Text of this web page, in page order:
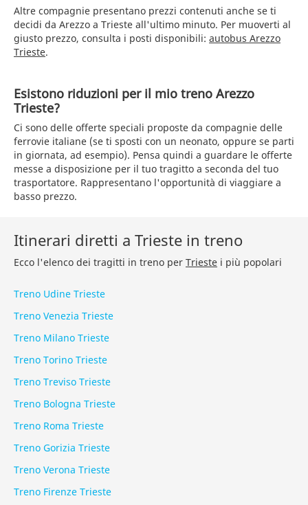
Altre compagnie presentano prezzi contenuti anche se ti
decidi da Arezzo a Trieste all'ultimo minuto. Per muoverti al
giusto prezzo, consulta i posti disponibili: autobus Arezzo
Trieste.
Esistono riduzioni per il mio treno Arezzo
Trieste?
Ci sono delle offerte speciali proposte da compagnie delle
ferrovie italiane (se ti sposti con un neonato, oppure se parti
in giornata, ad esempio). Pensa quindi a guardare le offerte
messe a disposizione per il tuo tragitto a seconda del tuo
trasportatore. Rappresentano l'opportunità di viaggiare a
basso prezzo.
Itinerari diretti a Trieste in treno
Ecco l'elenco dei tragitti in treno per Trieste i più popolari
Treno Udine Trieste
Treno Venezia Trieste
Treno Milano Trieste
Treno Torino Trieste
Treno Treviso Trieste
Treno Bologna Trieste
Treno Roma Trieste
Treno Gorizia Trieste
Treno Verona Trieste
Treno Firenze Trieste